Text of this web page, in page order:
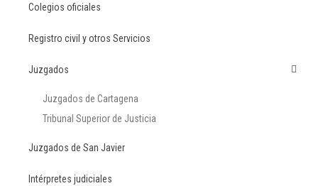
Colegios oficiales
Registro civil y otros Servicios
Juzgados
Juzgados de Cartagena
Tribunal Superior de Justicia
Juzgados de San Javier
Intérpretes judiciales